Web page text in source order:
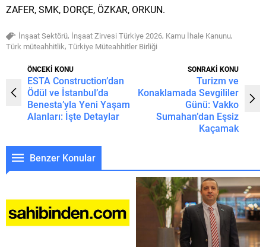
ZAFER, SMK, DORÇE, ÖZKAR, ORKUN.
İnşaat Sektörü, İnşaat Zirvesi Türkiye 2026, Kamu İhale Kanunu,
Türk müteahhitlik, Türkiye Müteahhitler Birliği
ÖNCEKİ KONU
ESTA Construction’dan
Ödül ve İstanbul’da
Benesta’yla Yeni Yaşam
Alanları: İşte Detaylar
SONRAKİ KONU
Turizm ve
Konaklamada Sevgililer
Günü: Vakko
Sumahan’dan Eşsiz
Kaçamak
Benzer Konular